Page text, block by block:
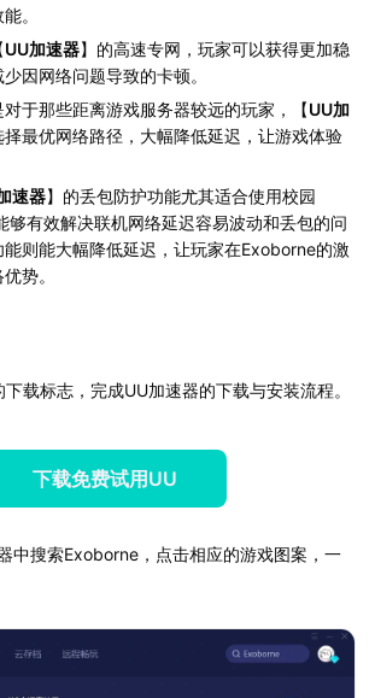
。
UU加速器】的高速专网，玩家可以获得更加稳
因网络问题导致的卡顿。
于那些距离游戏服务器较远的玩家，【UU加
择最优网络路径，大幅降低延迟，让游戏体验
速器】的丢包防护功能尤其适合使用校园
够有效解决联机网络延迟容易波动和丢包的问
则能大幅降低延迟，让玩家在Exoborne的激
势。
载标志，完成UU加速器的下载与安装流程。
下载免费试用UU
中搜索Exoborne，点击相应的游戏图案，一